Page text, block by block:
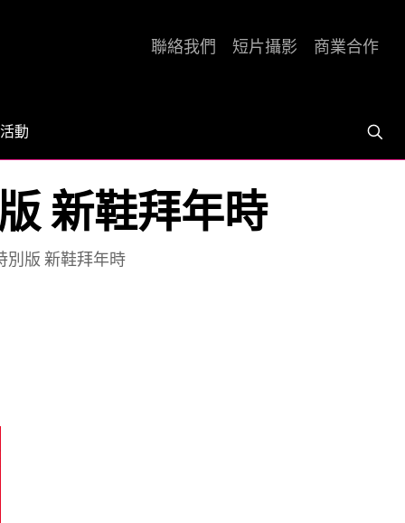
活動
聯絡我們 短片攝影 商業合作
版 新鞋拜年時
別版 新鞋拜年時